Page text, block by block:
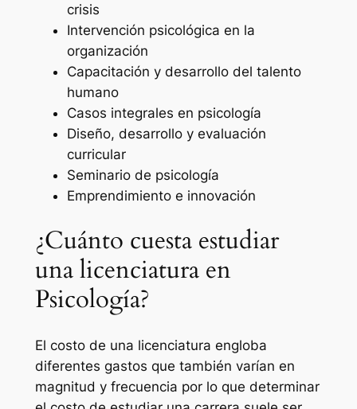
crisis
Intervención psicológica en la
organización
Capacitación y desarrollo del talento
humano
Casos integrales en psicología
Diseño, desarrollo y evaluación
curricular
Seminario de psicología
Emprendimiento e innovación
¿Cuánto cuesta estudiar
una licenciatura en
Psicología?
El costo de una licenciatura engloba
diferentes gastos que también varían en
magnitud y frecuencia por lo que determinar